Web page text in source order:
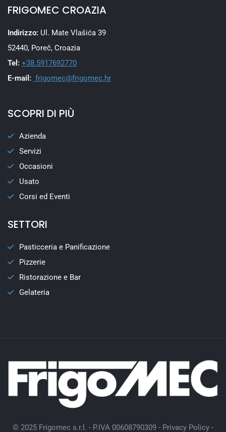
FRIGOMEC CROAZIA
Indirizzo: Ul. Mate Vlašića 39
52440, Poreč, Croazia
Tel: +38.5917692770
E-mail: frigomec@frigomec.hr
SCOPRI DI PIÙ
Azienda
Servizi
Occasioni
Usato
Corsi ed Eventi
SETTORI
Pasticceria e Panificazione
Pizzerie
Ristorazione e Bar
Gelateria
© 2025 Frigomec s.r.l. - P.IVA 00608790309 - Privacy Policy -